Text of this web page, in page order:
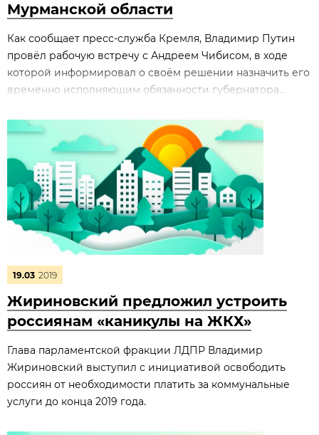
Мурманской области
Как сообщает пресс-служба Кремля, Владимир Путин
провёл рабочую встречу с Андреем Чибисом, в ходе
которой информировал о своём решении назначить его
временно исполняющим обязанности губернатора...
19.03 2019
Жириновский предложил устроить
россиянам «каникулы на ЖКХ»
Глава парламентской фракции ЛДПР Владимир
Жириновский выступил с инициативой освободить
россиян от необходимости платить за коммунальные
услуги до конца 2019 года.